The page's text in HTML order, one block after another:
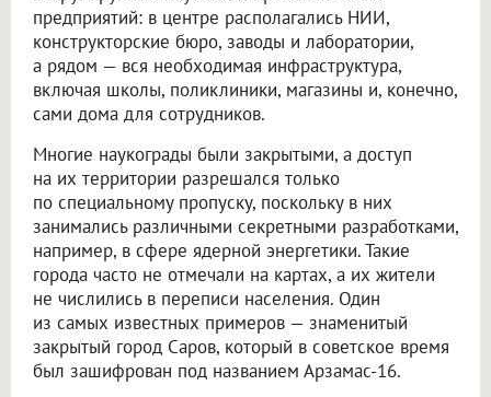
предприятий: в центре располагались НИИ,
конструкторские бюро, заводы и лаборатории,
а рядом — вся необходимая инфраструктура,
включая школы, поликлиники, магазины и, конечно,
сами дома для сотрудников.
Многие наукограды были закрытыми, а доступ
на их территории разрешался только
по специальному пропуску, поскольку в них
занимались различными секретными разработками,
например, в сфере ядерной энергетики. Такие
города часто не отмечали на картах, а их жители
не числились в переписи населения. Один
из самых известных примеров — знаменитый
закрытый город Саров, который в советское время
был зашифрован под названием Арзамас-16.